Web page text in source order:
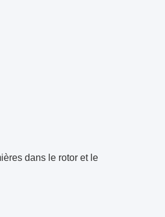
dans le rotor et le